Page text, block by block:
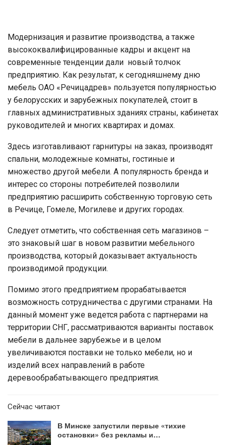
Модернизация и развитие производства, а также
высококвалифицированные кадры и акцент на
современные тенденции дали новый толчок
предприятию. Как результат, к сегодняшнему дню
мебель ОАО «Речицадрев» пользуется популярностью
у белорусских и зарубежных покупателей, стоит в
главных административных зданиях страны, кабинетах
руководителей и многих квартирах и домах.
Здесь изготавливают гарнитуры на заказ, производят
спальни, молодежные комнаты, гостиные и
множество другой мебели. А популярность бренда и
интерес со стороны потребителей позволили
предприятию расширить собственную торговую сеть
в Речице, Гомеле, Могилеве и других городах.
Следует отметить, что собственная сеть магазинов –
это знаковый шаг в новом развитии мебельного
производства, который доказывает актуальность
производимой продукции.
Помимо этого предприятием прорабатывается
возможность сотрудничества с другими странами. На
данный момент уже ведется работа с партнерами на
территории СНГ, рассматриваются варианты поставок
мебели в дальнее зарубежье и в целом
увеличиваются поставки не только мебели, но и
изделий всех направлений в работе
деревообрабатывающего предприятия.
Сейчас читают
В Минске запустили первые «тихие
остановки» без рекламы и…